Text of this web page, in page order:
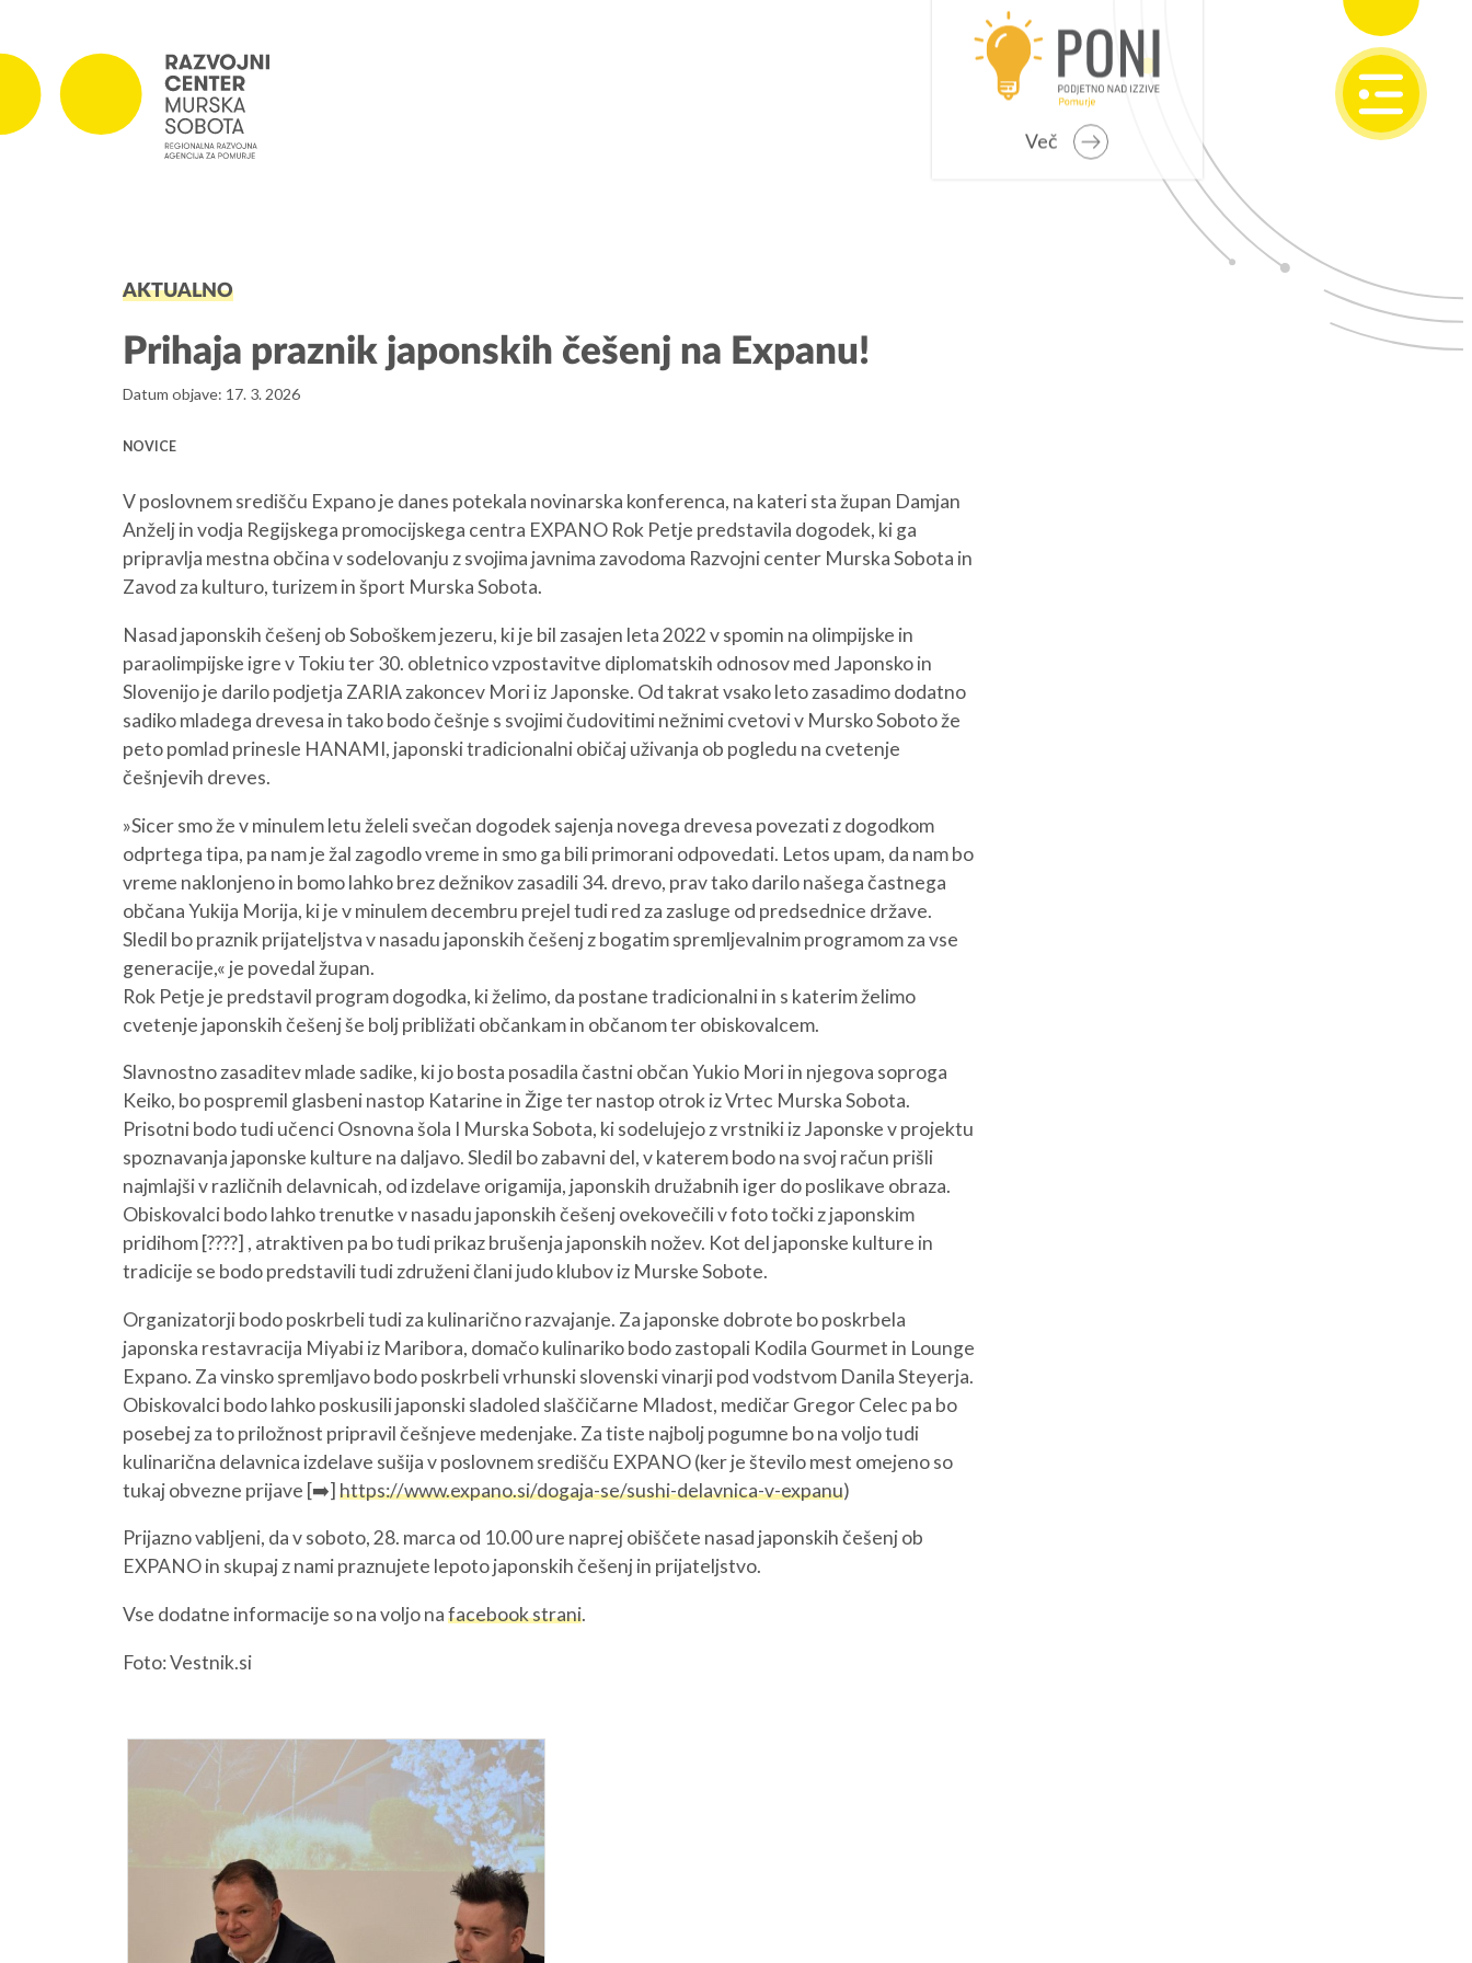
Projekti v izvajanju
Zaključeni projekti
Invest Pomurje
REGIONALNI RAZVOJ
O NAS NAŠE STORITVE REGIJA STIK
Več
AKTUALNO
Prihaja praznik japonskih češenj na Expanu!
Datum objave: 17. 3. 2026
NOVICE
V poslovnem središču Expano je danes potekala novinarska konferenca, na kateri sta župan Damjan
Anželj in vodja Regijskega promocijskega centra EXPANO Rok Petje predstavila dogodek, ki ga
pripravlja mestna občina v sodelovanju z svojima javnima zavodoma Razvojni center Murska Sobota in
Zavod za kulturo, turizem in šport Murska Sobota.
Nasad japonskih češenj ob Soboškem jezeru, ki je bil zasajen leta 2022 v spomin na olimpijske in
paraolimpijske igre v Tokiu ter 30. obletnico vzpostavitve diplomatskih odnosov med Japonsko in
Slovenijo je darilo podjetja ZARIA zakoncev Mori iz Japonske. Od takrat vsako leto zasadimo dodatno
sadiko mladega drevesa in tako bodo češnje s svojimi čudovitimi nežnimi cvetovi v Mursko Soboto že
peto pomlad prinesle HANAMI, japonski tradicionalni običaj uživanja ob pogledu na cvetenje
češnjevih dreves.
»Sicer smo že v minulem letu želeli svečan dogodek sajenja novega drevesa povezati z dogodkom
odprtega tipa, pa nam je žal zagodlo vreme in smo ga bili primorani odpovedati. Letos upam, da nam bo
vreme naklonjeno in bomo lahko brez dežnikov zasadili 34. drevo, prav tako darilo našega častnega
občana Yukija Morija, ki je v minulem decembru prejel tudi red za zasluge od predsednice države.
Sledil bo praznik prijateljstva v nasadu japonskih češenj z bogatim spremljevalnim programom za vse
generacije,« je povedal župan.
Rok Petje je predstavil program dogodka, ki želimo, da postane tradicionalni in s katerim želimo
cvetenje japonskih češenj še bolj približati občankam in občanom ter obiskovalcem.
Slavnostno zasaditev mlade sadike, ki jo bosta posadila častni občan Yukio Mori in njegova soproga
Keiko, bo pospremil glasbeni nastop Katarine in Žige ter nastop otrok iz Vrtec Murska Sobota.
Prisotni bodo tudi učenci Osnovna šola I Murska Sobota, ki sodelujejo z vrstniki iz Japonske v projektu
spoznavanja japonske kulture na daljavo. Sledil bo zabavni del, v katerem bodo na svoj račun prišli
najmlajši v različnih delavnicah, od izdelave origamija, japonskih družabnih iger do poslikave obraza.
Obiskovalci bodo lahko trenutke v nasadu japonskih češenj ovekovečili v foto točki z japonskim
pridihom [????] , atraktiven pa bo tudi prikaz brušenja japonskih nožev. Kot del japonske kulture in
tradicije se bodo predstavili tudi združeni člani judo klubov iz Murske Sobote.
Organizatorji bodo poskrbeli tudi za kulinarično razvajanje. Za japonske dobrote bo poskrbela
japonska restavracija Miyabi iz Maribora, domačo kulinariko bodo zastopali Kodila Gourmet in Lounge
Expano. Za vinsko spremljavo bodo poskrbeli vrhunski slovenski vinarji pod vodstvom Danila Steyerja.
Obiskovalci bodo lahko poskusili japonski sladoled slaščičarne Mladost, medičar Gregor Celec pa bo
posebej za to priložnost pripravil češnjeve medenjake. Za tiste najbolj pogumne bo na voljo tudi
kulinarična delavnica izdelave sušija v poslovnem središču EXPANO (ker je število mest omejeno so
tukaj obvezne prijave [➡️]https://www.expano.si/dogaja-se/sushi-delavnica-v-expanu)
Prijazno vabljeni, da v soboto, 28. marca od 10.00 ure naprej obiščete nasad japonskih češenj ob
EXPANO in skupaj z nami praznujete lepoto japonskih češenj in prijateljstvo.
Vse dodatne informacije so na voljo nafacebook strani.
Foto: Vestnik.si